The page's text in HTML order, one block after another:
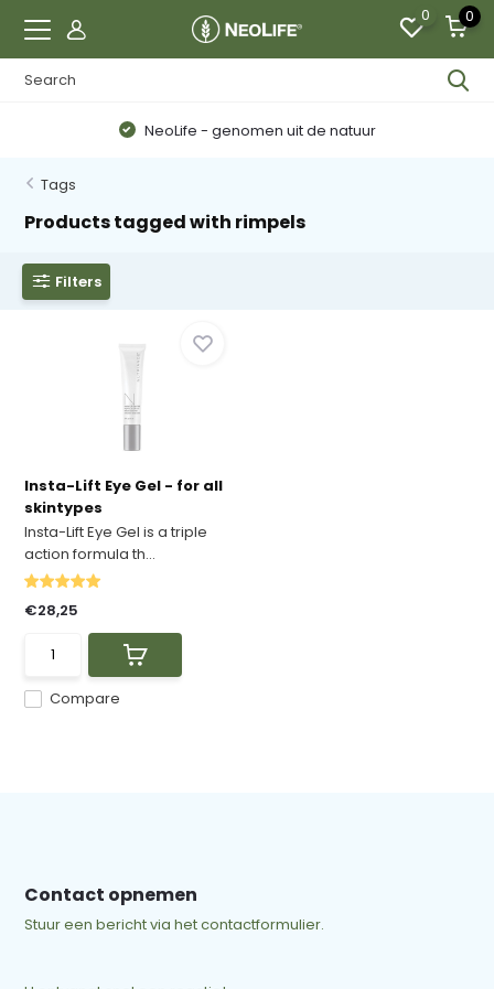
0 0
NeoLife - genomen uit de natuur
Tags
Products tagged with rimpels
Filters
Insta-Lift Eye Gel - for all
skintypes
Insta-Lift Eye Gel is a triple
action formula th...
Compare
€28,25
Contact opnemen
Stuur een bericht via het contactformulier.